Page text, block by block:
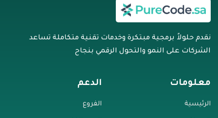
نقدم حلولاً برمجية مبتكرة وخدمات تقنية متكاملة تساعد
الشركات على النمو والتحول الرقمي بنجاح
معلومات
الرئيسية
الدعم
الفروع